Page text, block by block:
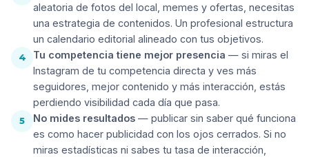
aleatoria de fotos del local, memes y ofertas, necesitas
una estrategia de contenidos. Un profesional estructura
un calendario editorial alineado con tus objetivos.
4 Tu competencia tiene mejor presencia — si miras el
Instagram de tu competencia directa y ves más
seguidores, mejor contenido y más interacción, estás
perdiendo visibilidad cada día que pasa.
5 No mides resultados — publicar sin saber qué funciona
es como hacer publicidad con los ojos cerrados. Si no
miras estadísticas ni sabes tu tasa de interacción,